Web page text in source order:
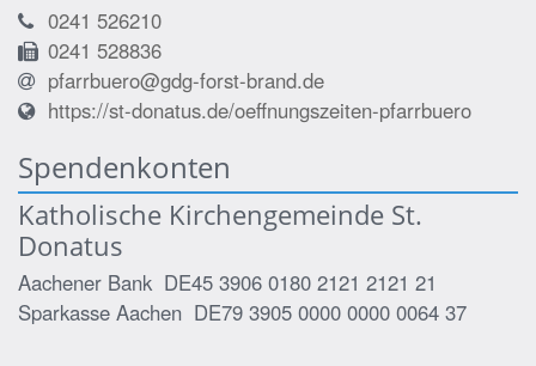
0241 526210
0241 528836
pfarrbuero@gdg-forst-brand.de
https://st-donatus.de/oeffnungszeiten-pfarrbuero
Spendenkonten
Katholische Kirchengemeinde St.
Donatus
Aachener Bank DE45 3906 0180 2121 2121 21
Sparkasse Aachen DE79 3905 0000 0000 0064 37